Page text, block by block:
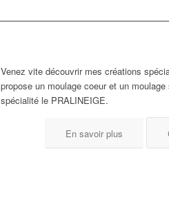
Venez vite découvrir mes créations
propose un moulage coeur et un
spécialité le PRALINEIGE.
En savoir plus